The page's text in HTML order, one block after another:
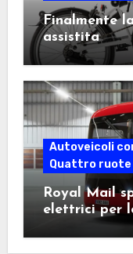
Finalmente
assistita
Autoveicoli
Quattro ruote
Royal Mail
elettrici per